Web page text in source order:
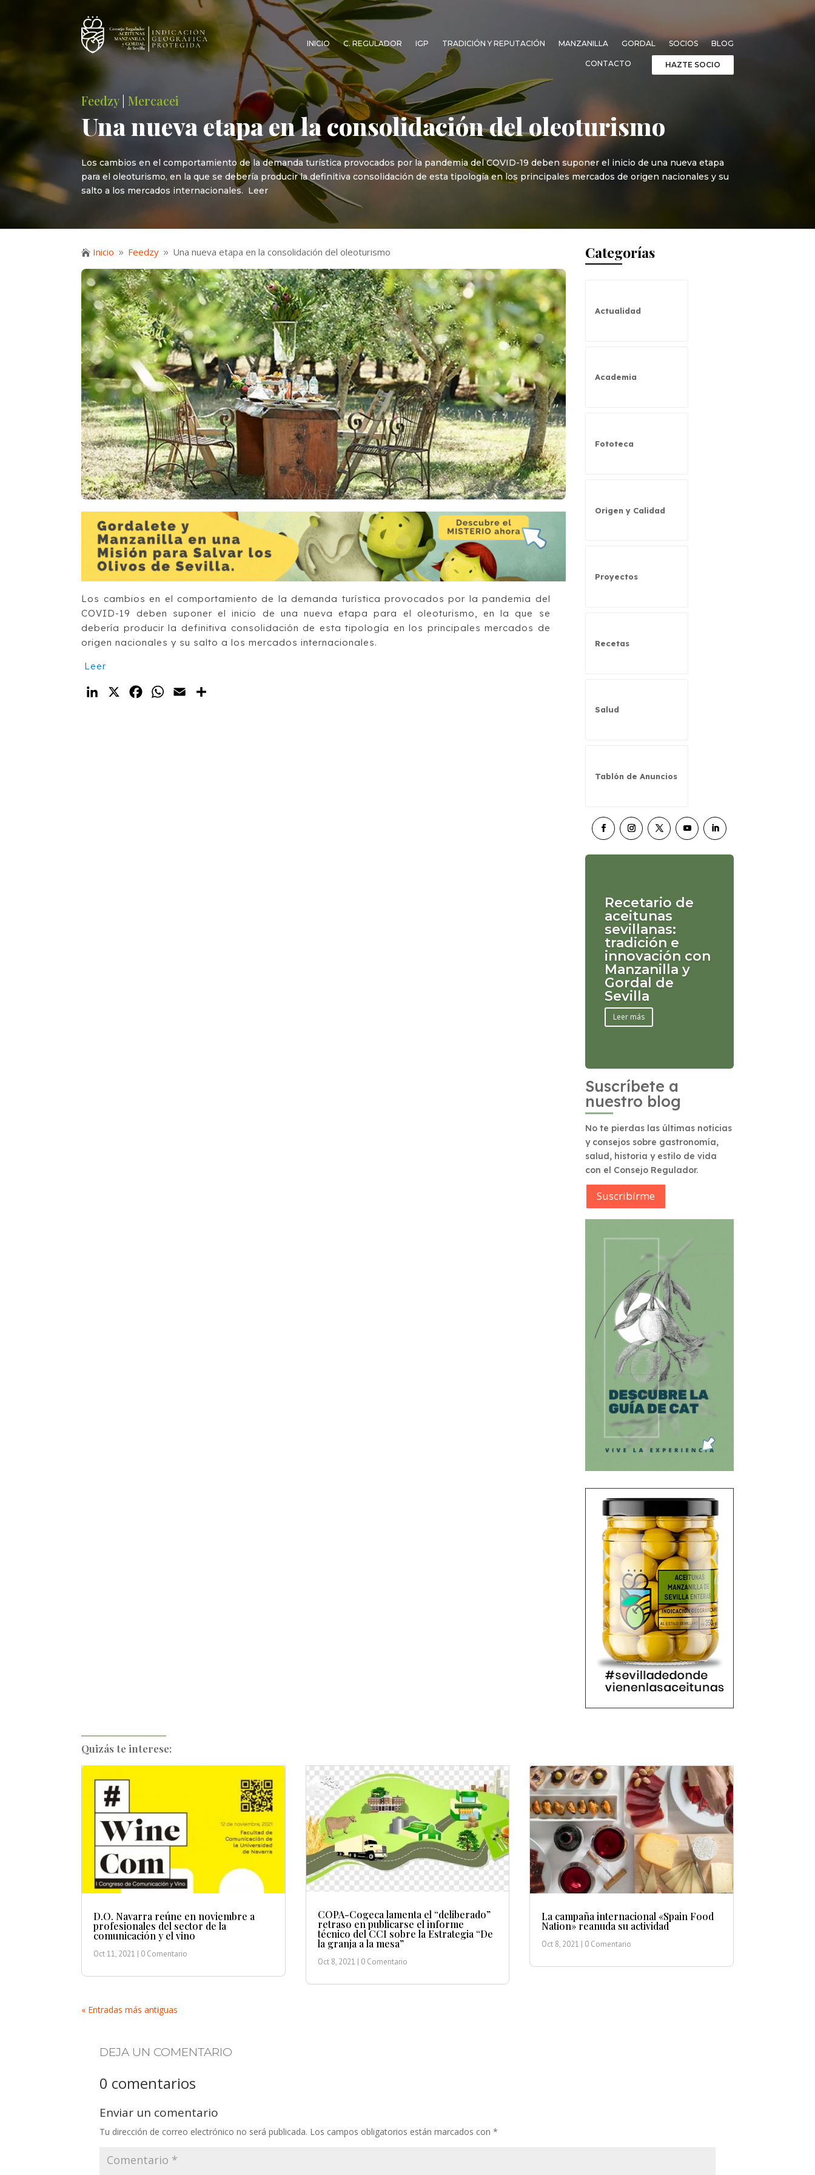
INICIO C. REGULADOR IGP TRADICIÓN Y REPUTACIÓN MANZANILLA GORDAL SOCIOS BLOG
CONTACTO HAZTE SOCIO
Feedzy|Mercacei
Una nueva etapa en la consolidación del oleoturismo
Los cambios en el comportamiento de la demanda turística provocados por la pandemia del COVID-19 deben suponer el inicio de una nueva etapa
para el oleoturismo, en la que se debería producir la definitiva consolidación de esta tipología en los principales mercados de origen nacionales y su
salto a los mercados internacionales. Leer
 Inicio 9 Feedzy 9 Una nueva etapa en la consolidación del oleoturismo
Los cambios en el comportamiento de la demanda turística provocados por la pandemia del
COVID-19 deben suponer el inicio de una nueva etapa para el oleoturismo, en la que se
debería producir la definitiva consolidación de esta tipología en los principales mercados de
origen nacionales y su salto a los mercados internacionales.
Leer
LinkedIn
X FacebookWhatsApp
Email
Categorías
Actualidad
Academia
Fototeca
Origen y Calidad
Proyectos
Recetas
Salud
Tablón de Anuncios
Recetario de
aceitunas
sevillanas:
tradición e
innovación con
Manzanilla y
Gordal de
Sevilla
Leer más
Suscríbete a
nuestro blog
No te pierdas las últimas noticias
y consejos sobre gastronomía,
salud, historia y estilo de vida
con el Consejo Regulador.
Suscribírme
Quizás te interese:
D.O. Navarra reúne en noviembre a
profesionales del sector de la
comunicación y el vino
Oct 11, 2021 | 0 Comentario
COPA-Cogeca lamenta el “deliberado”
retraso en publicarse el informe
técnico del CCI sobre la Estrategia “De
la granja a la mesa”
Oct 8, 2021 | 0 Comentario
La campaña internacional «Spain Food
Nation» reanuda su actividad
Oct 8, 2021 | 0 Comentario
« Entradas más antiguas
DEJA UN COMENTARIO
0 comentarios
Enviar un comentario
Tu dirección de correo electrónico no será publicada. Los campos obligatorios están marcados con*